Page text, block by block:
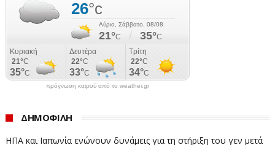
πρόγνωση καιρού από το weather.gr
ΔΗΜΟΦΙΛΗ
ΗΠΑ και Ιαπωνία ενώνουν δυνάμεις για τη στήριξη του γεν μετά